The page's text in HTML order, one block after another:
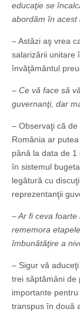
educaţie se
abordăm în acest
– Astăzi aş vrea
salarizării unitare
învăţământul
– Ce vă face să
guvernanţi, dar
– Observaţi că
România ar
până la data de
în sistemul
legătură cu
reprezentanţii
– Ar fi ceva
rememora
îmbunătăţire a
– Sigur vă
trei săptămâni de
importante
transpus în două